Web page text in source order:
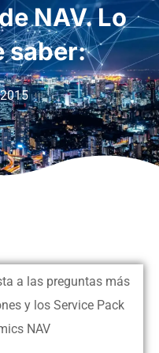
NAV. Lo
saber:
a las preguntas más
y los Service Pack
NAV